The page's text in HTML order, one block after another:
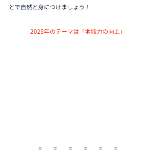
とで自然と身につけましょう！
2025年のテーマは「地域力の向上」
=　　=　　=　　=　　=　　=